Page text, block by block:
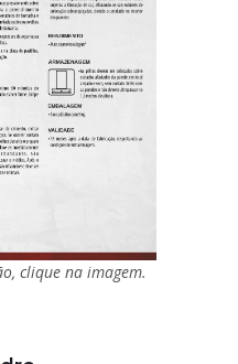
clique na imagem.